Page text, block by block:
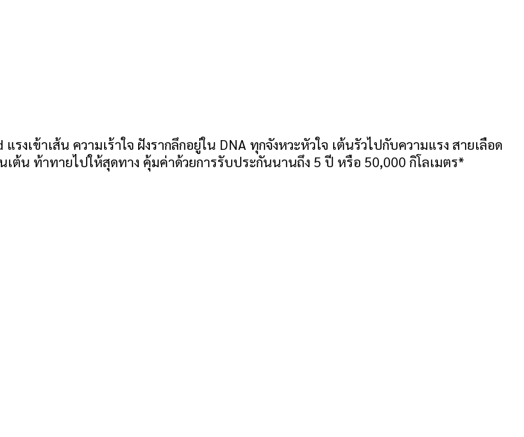
งเข้าเส้น ความเร้าใจ ฝังรากลึกอยู่ใน DNA ทุกจังหวะหัวใจ เต้นรัวไปกับความแรง สายเลือด
ต้น ท้าทายไปให้สุดทาง คุ้มค่าด้วยการรับประกันนานถึง 5 ปี หรือ 50,000 กิโลเมตร*